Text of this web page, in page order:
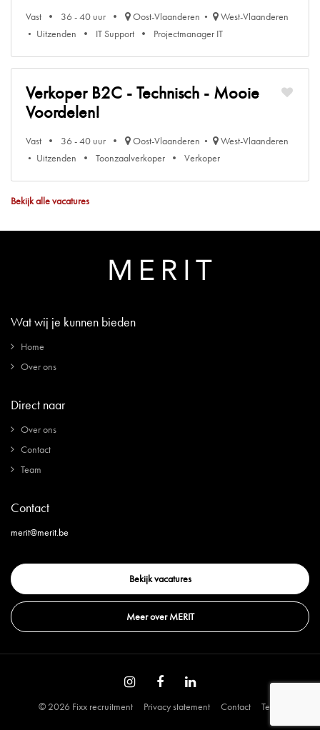
Vast 36 - 40 uur Oost-Vlaanderen
West-Vlaanderen
Uitzenden
IT Support Projectmanager IT
Verkoper B2C - Technisch - Mooie
Voordelen!
Vast 36 - 40 uur Oost-Vlaanderen
West-Vlaanderen
Uitzenden
Toonzaalverkoper Verkoper
Bekijk alle vacatures
Wat wij je kunnen bieden
Home
Over ons
Direct naar
Over ons
Contact
Team
Contact
merit@merit.be
Bekijk vacatures
Meer over MERIT
© 2026 Fixx recruitment Privacy statement Contact Team